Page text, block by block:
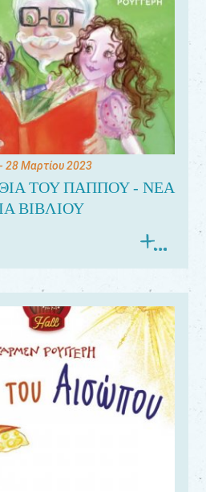
- 28 Μαρτίου 2023
ΤΟΥ ΠΑΠΠΟΥ - ΝΕΑ
ΒΙΒΛΙΟΥ